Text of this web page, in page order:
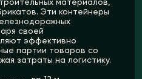
материалов,
Эти контейнеры
своей
эффективно
партии товаров со
затраты на логистику.